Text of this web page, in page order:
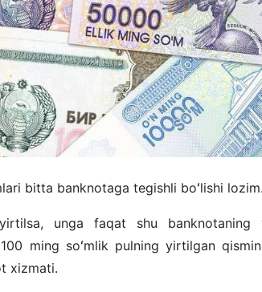
bitta banknotaga tegishli boʻlishi lozim.
unga faqat shu banknotaning
ming soʻmlik pulning yirtilgan
xizmati.